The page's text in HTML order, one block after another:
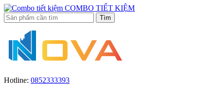
COMBO TIẾT KIỆM
Hotline: 0852333393